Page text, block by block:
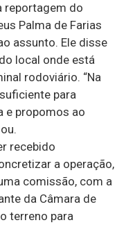
reportagem do
Palma de Farias
assunto. Ele disse
local onde está
rodoviário. “Na
para
e propomos ao
recebido
a operação,
comissão, com a
da Câmara de
terreno para